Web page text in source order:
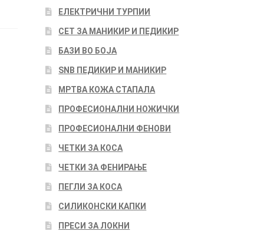
ЕЛЕКТРИЧНИ ТУРПИИ
СЕТ ЗА МАНИКИР И ПЕДИКИР
БАЗИ ВО БОЈА
SNB ПЕДИКИР И МАНИКИР
МРТВА КОЖА СТАПАЛА
ПРОФЕСИОНАЛНИ НОЖИЧКИ
ПРОФЕСИОНАЛНИ ФЕНОВИ
ЧЕТКИ ЗА КОСА
ЧЕТКИ ЗА ФЕНИРАЊЕ
ПЕГЛИ ЗА КОСА
СИЛИКОНСКИ КАПКИ
ПРЕСИ ЗА ЛОКНИ